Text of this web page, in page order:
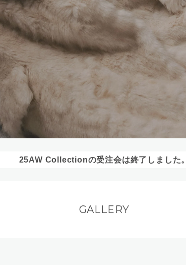
25AW Collectionの受注会は終了しました。
GALLERY